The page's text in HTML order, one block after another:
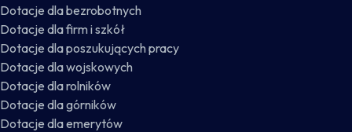
Dotacje dla bezrobotnych
Dotacje dla firm i szkół
Dotacje dla poszukujących pracy
Dotacje dla wojskowych
Dotacje dla rolników
Dotacje dla górników
Dotacje dla emerytów